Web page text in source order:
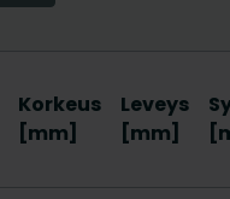
Korkeus
[mm]
Leveys
[mm]